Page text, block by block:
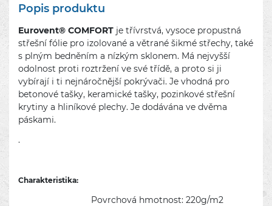
Popis produktu
Eurovent® COMFORT je třívrstvá, vysoce propustná
střešní fólie pro izolované a větrané šikmé střechy, také
s plným bedněním a nízkým sklonem. Má nejvyšší
odolnost proti roztržení ve své třídě, a proto si ji
vybírají i ti nejnáročnější pokrývači. Je vhodná pro
betonové tašky, keramické tašky, pozinkové střešní
krytiny a hliníkové plechy. Je dodávána ve dvěma
páskami.
.
Charakteristika:
Povrchová hmotnost: 220g/m2